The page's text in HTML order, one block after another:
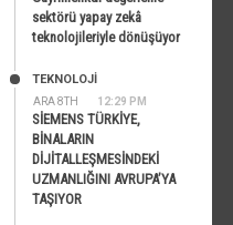
sektörü yapay zekâ
teknolojileriyle dönüşüyor
ARA 8TH 12:29 PM
TEKNOLOJİ
SİEMENS TÜRKİYE,
BİNALARIN
DİJİTALLEŞMESİNDEKİ
UZMANLIĞINI AVRUPA’YA
TAŞIYOR